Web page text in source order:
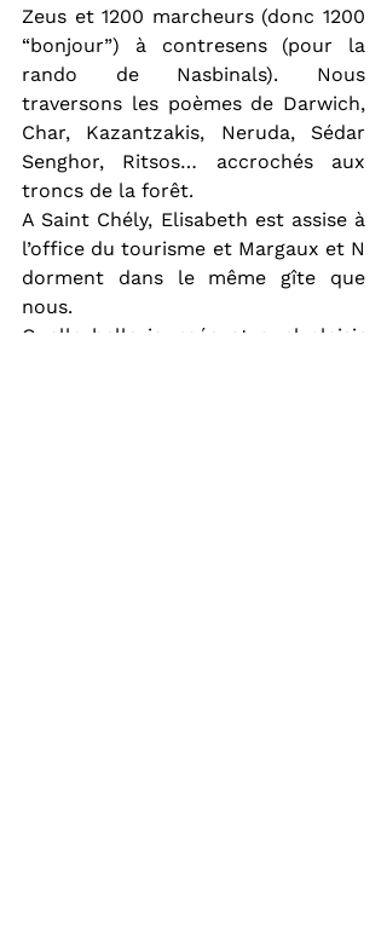
Zeus et 1200 marcheurs (donc 1200
“bonjour”) à contresens (pour la
rando de Nasbinals). Nous
traversons les poèmes de Darwich,
Char, Kazantzakis, Neruda, Sédar
Senghor, Ritsos… accrochés aux
troncs de la forêt.
A Saint Chély, Elisabeth est assise à
l’office du tourisme et Margaux et N
dorment dans le même gîte que
nous.
Quelle belle journée et quel plaisir